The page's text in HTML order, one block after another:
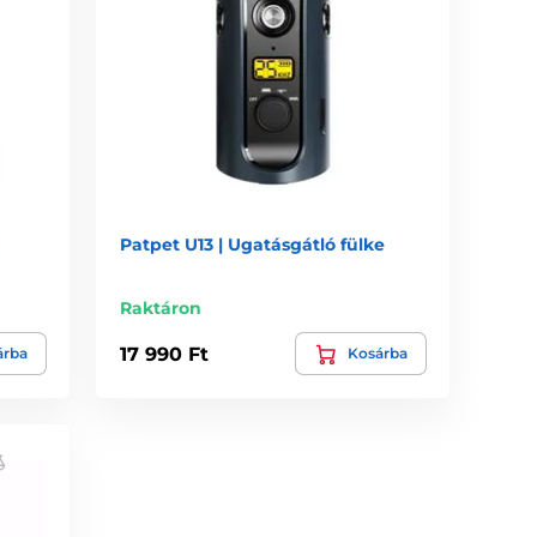
természetű kutyafajtáknak a legtöbb esetben
állítható. További információt olvashat
A vízhatlan nyakörvek használhatók esőben. A
Patpet U13 | Ugatásgátló fülke
Raktáron
17 990 Ft Kosárba